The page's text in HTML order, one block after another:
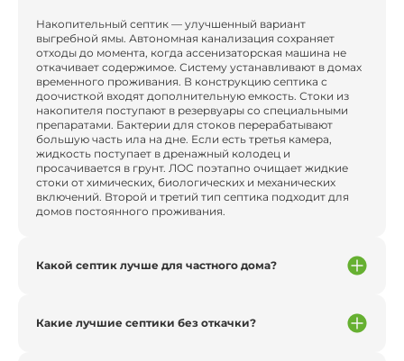
Накопительный септик — улучшенный вариант
выгребной ямы. Автономная канализация сохраняет
отходы до момента, когда ассенизаторская машина не
откачивает содержимое. Систему устанавливают в домах
временного проживания. В конструкцию септика с
доочисткой входят дополнительную емкость. Стоки из
накопителя поступают в резервуары со специальными
препаратами. Бактерии для стоков перерабатывают
большую часть ила на дне. Если есть третья камера,
жидкость поступает в дренажный колодец и
просачивается в грунт. ЛОС поэтапно очищает жидкие
стоки от химических, биологических и механических
включений. Второй и третий тип септика подходит для
домов постоянного проживания.
Какой септик лучше для частного дома?
Какие лучшие септики без откачки?